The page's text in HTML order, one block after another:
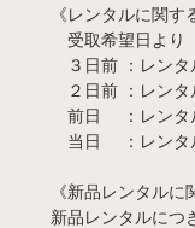
《レンタルに関す
受取希望日より
３日前 ：レンタ
２日前 ：レンタ
前日 ：レンタ
当日 ：レンタ
《新品レンタルに
新品レンタルにつ